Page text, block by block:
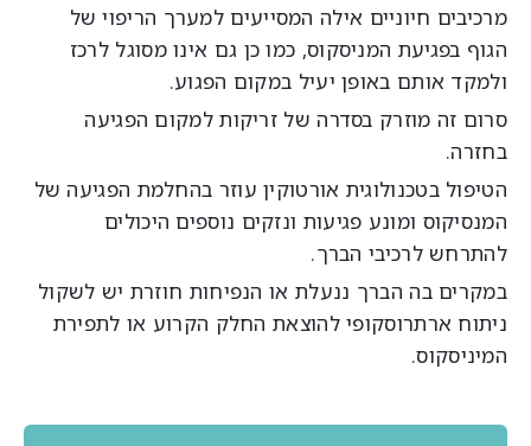
חיוניים אילה המסייעים למערך הריפוי של
בפגיעת המניסקוס, כמו כן גם אינו מסוגל לרכז
אותם באופן יעיל במקום הפגוע.
זה מוזרק בסדרה של זריקות למקום הפגיעה
בטכנולוגית אורטוקין עוזר בהחלמת הפגיעה של
ומונע פגיעות ונזקים נוספים היכולים
לרכיבי הברך.
בה הברך ננעלת או הנפיחות חוזרת יש לשקול
ארתרוסקופי להוצאת החלק הקרוע או לתפירת